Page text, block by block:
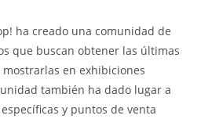
ha creado una comunidad de
que buscan obtener las últimas
en exhibiciones
también ha dado lugar a
y puntos de venta